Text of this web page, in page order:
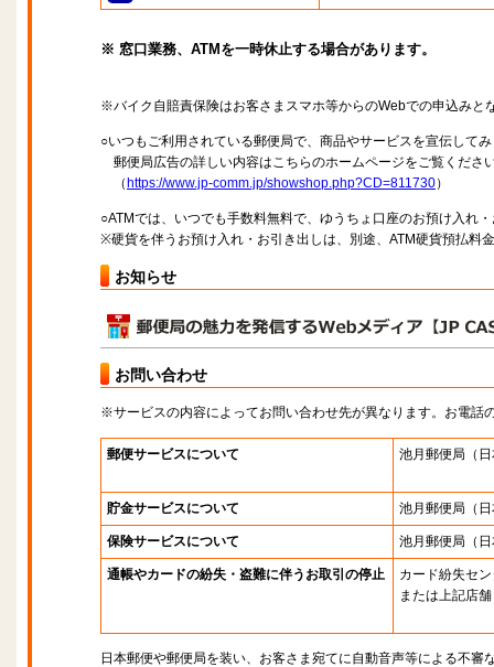
※ 窓口業務、ATMを一時休止する場合があります。
※バイク自賠責保険はお客さまスマホ等からのWebでの申込みと
○いつもご利用されている郵便局で、商品やサービスを宣伝して
郵便局広告の詳しい内容はこちらのホームページをご覧くださ
（ https://www.jp-comm.jp/showshop.php?CD=811730）
○ATMでは、いつでも手数料無料で、ゆうちょ口座のお預け入れ
※硬貨を伴うお預け入れ・お引き出しは、別途、ATM硬貨預払料
お知らせ
お問い合わせ
※サービスの内容によってお問い合わせ先が異なります。お電話
郵便サービスについて 池月郵便局 （
貯金サービスについて 池月郵便局 （
保険サービスについて 池月郵便局 （
通帳やカードの紛失・盗難に伴うお取引の停止
カード紛失セ
または上記店舗
日本郵便や郵便局を装い、お客さま宛てに自動音声等による不審